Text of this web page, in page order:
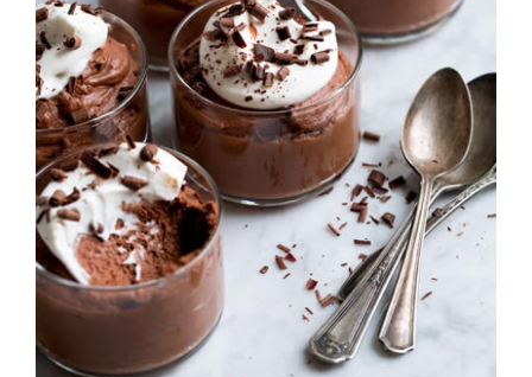
ΛΕΠΤΟΜΈΡΕΙΕΣ